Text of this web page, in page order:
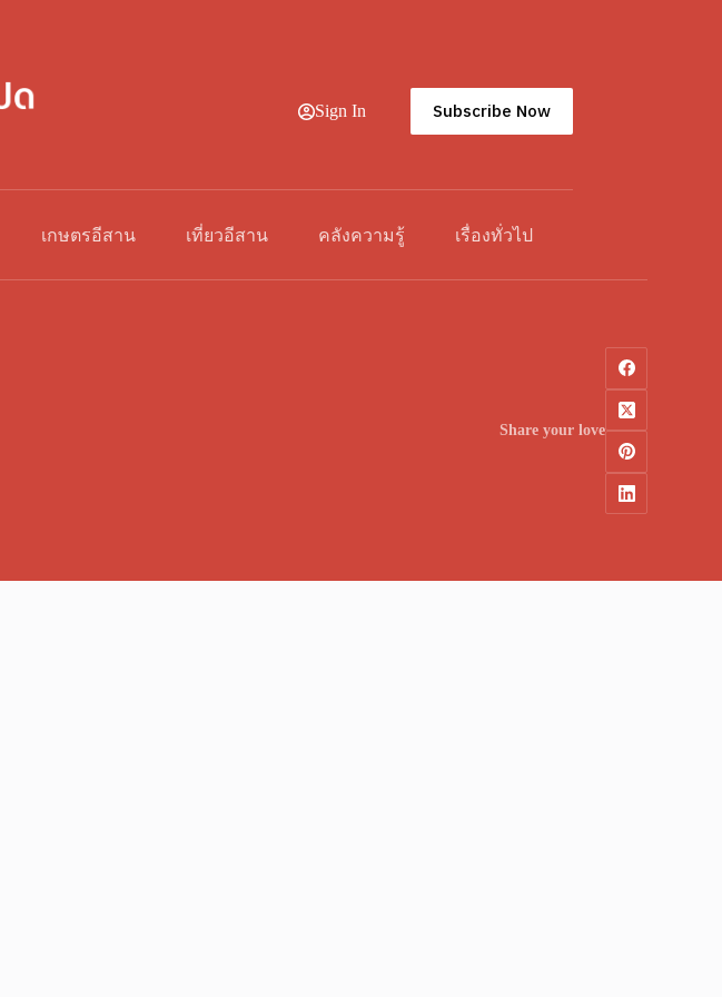
Sign In Subscribe Now
เกษตรอีสาน เที่ยวอีสาน คลังความรู้ เรื่องทั่วไป
Share your love